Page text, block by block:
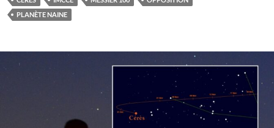
PLANÈTE NAINE